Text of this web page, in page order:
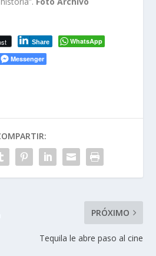
Share
WhatsApp
Messenger
PRÓXIMO
Tequila le abre paso al cine